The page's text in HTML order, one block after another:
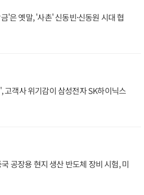
'은 옛말, '사촌' 신동빈·신동원 시대 협
고객사 위기감이 삼성전자 SK하이닉스
공장용 현지 생산 반도체 장비 시험, 미